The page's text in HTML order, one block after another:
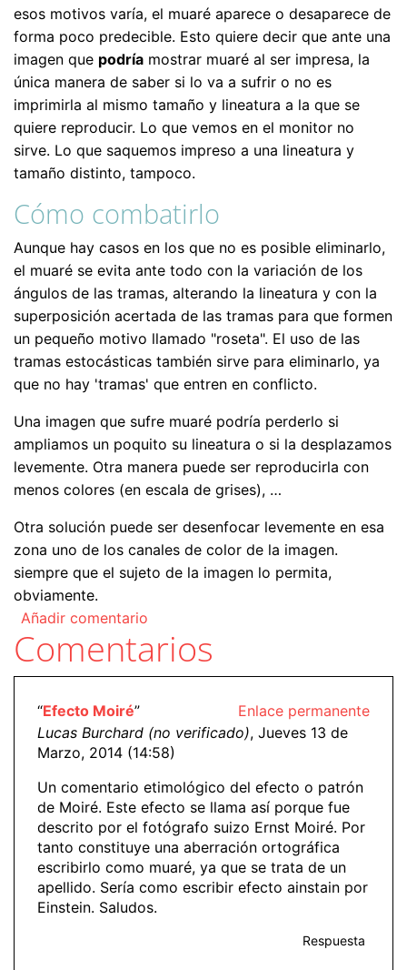
esos motivos varía, el muaré aparece o desaparece de
forma poco predecible. Esto quiere decir que ante una
imagen que podría mostrar muaré al ser impresa, la
única manera de saber si lo va a sufrir o no es
imprimirla al mismo tamaño y lineatura a la que se
quiere reproducir. Lo que vemos en el monitor no
sirve. Lo que saquemos impreso a una lineatura y
tamaño distinto, tampoco.
Cómo combatirlo
Aunque hay casos en los que no es posible eliminarlo,
el muaré se evita ante todo con la variación de los
ángulos de las tramas, alterando la lineatura y con la
superposición acertada de las tramas para que formen
un pequeño motivo llamado "roseta". El uso de las
tramas estocásticas también sirve para eliminarlo, ya
que no hay 'tramas' que entren en conflicto.
Una imagen que sufre muaré podría perderlo si
ampliamos un poquito su lineatura o si la desplazamos
levemente. Otra manera puede ser reproducirla con
menos colores (en escala de grises), …
Otra solución puede ser desenfocar levemente en esa
zona uno de los canales de color de la imagen.
siempre que el sujeto de la imagen lo permita,
obviamente.
Añadir comentario
Comentarios
Enlace permanente
“Efecto Moiré”
Lucas Burchard (no verificado), Jueves 13 de
Marzo, 2014 (14:58)
Un comentario etimológico del efecto o patrón
de Moiré. Este efecto se llama así porque fue
descrito por el fotógrafo suizo Ernst Moiré. Por
tanto constituye una aberración ortográfica
escribirlo como muaré, ya que se trata de un
apellido. Sería como escribir efecto ainstain por
Einstein. Saludos.
Respuesta